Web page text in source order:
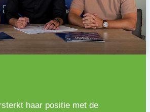
haar positie met de